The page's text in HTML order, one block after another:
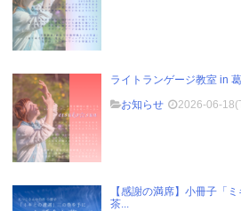
ライトランゲージ教室 in
お知らせ
2026-06-
【感謝の満席】小冊子「
茶...